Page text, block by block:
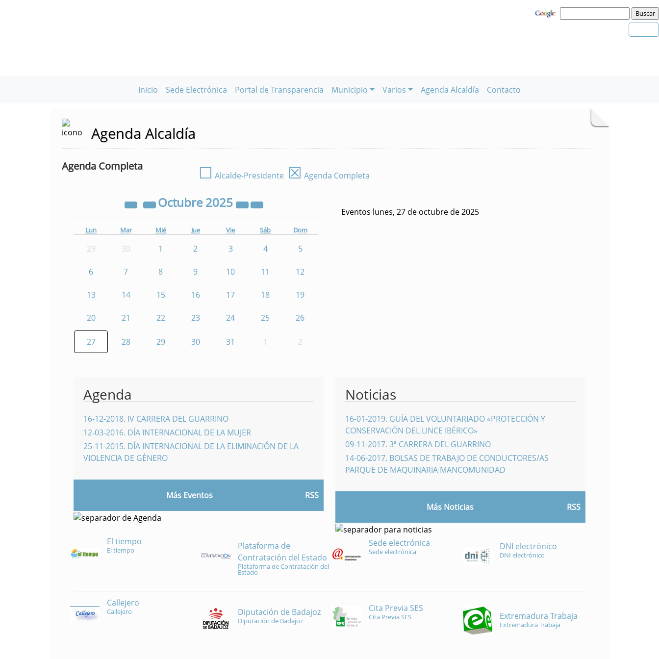
Inicio Sede Electrónica Portal de Transparencia Municipio Varios Agenda Alcaldía Contacto
Agenda Alcaldía
Agenda Completa ☐ Alcalde-Presidente ☒ Agenda Completa
Octubre2025
Lun Mar Mié Jue Vie Sáb Dom
29 30 1 2 3 4 5
6 7 8 9 10 11 12
13 14 15 16 17 18 19
20 21 22 23 24 25 26
27 28 29 30 31 1 2
Eventos lunes, 27 de octubre de 2025
Agenda
16-12-2018. IV CARRERA DEL GUARRINO
12-03-2016. DÍA INTERNACIONAL DE LA MUJER
25-11-2015. DÍA INTERNACIONAL DE LA ELIMINACIÓN DE LA
VIOLENCIA DE GÉNERO
Más Eventos RSS
Noticias
16-01-2019. GUÍA DEL VOLUNTARIADO «PROTECCIÓN Y
CONSERVACIÓN DEL LINCE IBÉRICO»
09-11-2017. 3ª CARRERA DEL GUARRINO
14-06-2017. BOLSAS DE TRABAJO DE CONDUCTORES/AS
PARQUE DE MAQUINARIA MANCOMUNIDAD
Más Noticias RSS
El tiempo
El tiempo
Plataforma de
Contratación del Estado
Plataforma de Contratación del
Estado
Sede electrónica
Sede electrónica DNI electrónico
DNI electrónico
Callejero
Callejero Diputación de Badajoz
Diputación de Badajoz
Cita Previa SES
Cita Previa SES Extremadura Trabaja
Extremadura Trabaja